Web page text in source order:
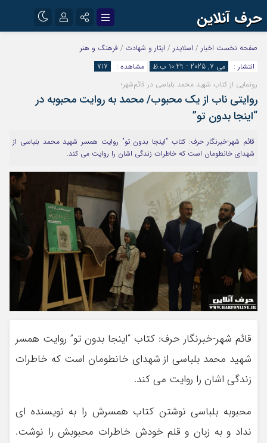
حرف آنلاین
اینستاگرام
تلگرام
آپارات
رمز عبور
مرا به خاطر بسپار
صفحه نخست اخبار / اسلایدر / ایثار و شهادت / فرهنگ و هنر
انتشار :
می 7, 2025 - 10:29 ب.ظ مشاهده :
717
رونمایی از کتاب شهید محمد بلباسی در قائم‌شهر؛
روایتی ناب از یک محبوب/ محمد به روایت محبوبه در
“اینجا بدون تو”
قائم شهر-خبرنگار حرف: کتاب "اینجا بدون تو" روایت همسر شهید محمد بلباسی از
شهدای خانطومان است که خاطرات زندگی اشان را روایت می کند.
قائم شهر-خبرنگار حرف: کتاب “اینجا بدون تو” روایت همسر
شهید محمد بلباسی از شهدای خانطومان است که خاطرات
زندگی اشان را روایت می کند.
محبوبه بلباسی نوشتن کتاب همسرش را به نویسنده ای
نداد و به زبان و قلم خودش خاطرات محبوبش را نوشت.